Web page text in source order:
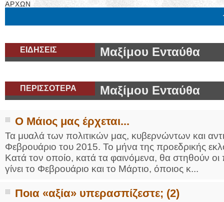
ΑΡΧΩΝ
ΕΙΔΗΣΕΙΣ Μαξίμου Ενταύθα
ΠΕΡΙΣΣΟΤΕΡΑ Μαξίμου Ενταύθα
Ο Μάιος μας έρχεται...
Τα μυαλά των πολιτικών μας, κυβερνώντων και
Φεβρουάριο του 2015. Το μήνα της προεδρικής
Κατά τον οποίο, κατά τα φαινόμενα, θα στηθούν
γίνει το Φεβρουάριο και το Μάρτιο, όποιος κ...
Ποια «αξία» υπερασπίζεστε; (2)